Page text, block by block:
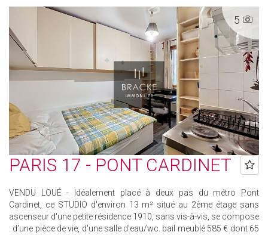
5
PARIS 17 - PONT CARDINET
VENDU LOUÉ - Idéalement placé à deux pas du métro Pont
Cardinet, ce STUDIO d'environ 13 m² situé au 2ème étage sans
ascenseur d'une petite résidence 1910, sans vis-à-vis, se compose
: d'une pièce de vie, d'une salle d'eau/wc. bail meublé 585 € dont 65